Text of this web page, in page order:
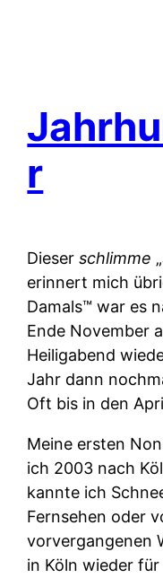
r
Dieserschlimme
erinnert mich
Damals™ war es
Ende November
Heiligabend
Jahr dann
Oft bis in den
Meine ersten
ich 2003 nach
kannte ich
Fernsehen oder
vorvergangenen
in Köln wieder